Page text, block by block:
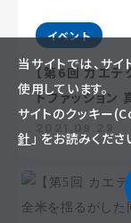
イベント
【第6回 カエテ
トファッション
当サイトでは、サ
使用しています。
サイトのクッキー
針」 をお読みくださ